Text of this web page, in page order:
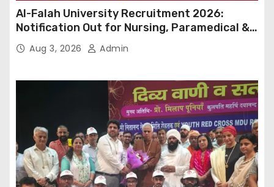
Al-Falah University Recruitment 2026:
Notification Out for Nursing, Paramedical &
Supporting Staff Posts, Apply Through Email
Aug 3, 2026 Admin